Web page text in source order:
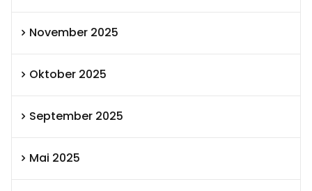
November 2025
Oktober 2025
September 2025
Mai 2025